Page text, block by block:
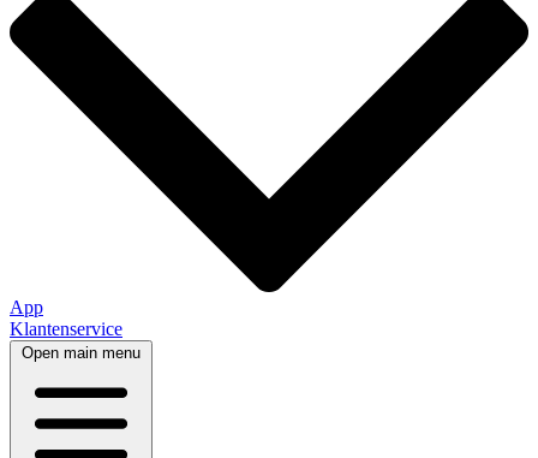
App
Klantenservice
Open main menu